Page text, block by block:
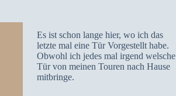
Es ist schon lange hier, wo ich das
letzte mal eine Tür Vorgestellt habe.
Obwohl ich jedes mal irgend welsche
Tür von meinen Touren nach Hause
mitbringe.